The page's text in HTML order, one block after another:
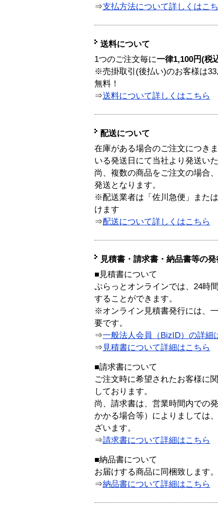
⇒支払方法について詳しくはこ
送料について
1つのご注文毎に一律1,100円(税
※売掛取引(後払い)のお客様は
無料！
⇒送料について詳しくはこちら
配送について
在庫がある場合のご注文につき
いる発送日にて当社より発送い
尚、複数の商品をご注文の場合
発送となります。
※配送業者は「佐川急便」また
けます
⇒配送について詳しくはこちら
見積書・請求書・納品書等の
■見積書について
ぷらっとオンラインでは、24時
することができます。
※オンライン見積書発行には、
要です。
⇒一般法人会員（BizID）の詳細
⇒ 見積書について詳細はこちら
■請求書について
ご注文時に希望されたお客様に
しております。
尚、請求書は、営業時間内での
かかる場合等）によりましては
ざいます。
⇒請求書について詳細はこちら
■納品書について
お届けする商品に同梱致します。
⇒納品書について詳細はこちら